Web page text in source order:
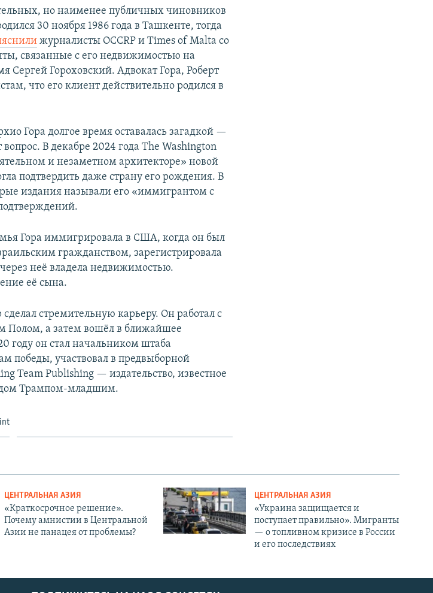
но наименее публичных чиновников
30 ноября 1986 года в Ташкенте, тогда
журналисты OCCRP и Times of Malta со
связанные с его недвижимостью на
Гороховский. Адвокат Гора, Роберт
что его клиент действительно родился в
Гора долгое время оставалась загадкой —
вопрос. В декабре 2024 года The Washington
и незаметном архитекторе» новой
подтвердить даже страну его рождения. В
издания называли его «иммигрантом с
Гора иммигрировала в США, когда он был
гражданством, зарегистрировала
неё владела недвижимостью.
её сына.
стремительную карьеру. Он работал с
Полом, а затем вошёл в ближайшее
году он стал начальником штаба
победы, участвовал в предвыборной
Team Publishing — издательство, известное
Трампом-младшим.
ЦЕНТРАЛЬНАЯ АЗИЯ
«Краткосрочное решение».
Почему амнистии в Центральной
Азии не панацея от проблемы?
ЦЕНТРАЛЬНАЯ АЗИЯ
«Украина защищается и
поступает правильно». Мигранты
— о топливном кризисе в России
и его последствиях